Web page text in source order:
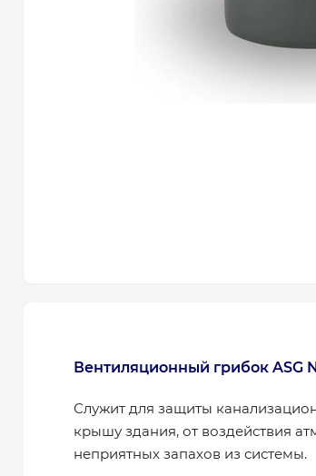
Вентиляционный грибок ASG
Служит для защиты
крышу здания, от воздействия
неприятных запахов из системы.